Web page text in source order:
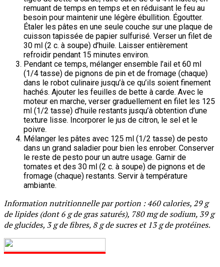
remuant de temps en temps et en réduisant le feu au
besoin pour maintenir une légère ébullition. Égoutter.
Étaler les pâtes en une seule couche sur une plaque de
cuisson tapissée de papier sulfurisé. Verser un filet de
30 ml (2 c. à soupe) d’huile. Laisser entièrement
refroidir pendant 15 minutes environ.
Pendant ce temps, mélanger ensemble l’ail et 60 ml
(1/4 tasse) de pignons de pin et de fromage (chaque)
dans le robot culinaire jusqu’à ce qu’ils soient finement
hachés. Ajouter les feuilles de bette à carde. Avec le
moteur en marche, verser graduellement en filet les 125
ml (1/2 tasse) d’huile restants jusqu’à obtention d’une
texture lisse. Incorporer le jus de citron, le sel et le
poivre.
Mélanger les pâtes avec 125 ml (1/2 tasse) de pesto
dans un grand saladier pour bien les enrober. Conserver
le reste de pesto pour un autre usage. Garnir de
tomates et des 30 ml (2 c. à soupe) de pignons et de
fromage (chaque) restants. Servir à température
ambiante.
Information nutritionnelle par portion : 460 calories, 29 g
de lipides (dont 6 g de gras saturés), 780 mg de sodium, 39 g
de glucides, 3 g de fibres, 8 g de sucres et 13 g de protéines.